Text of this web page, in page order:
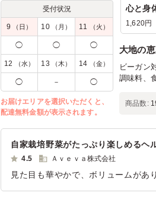
受付状況
9 （日） 10 （月） 11 （火）
◯ ◯ ◯
12 （水） 13 （木） 14 （金）
◯ － ◯
お届けエリアを選択いただくと、
配達無料金額が表示されます。
1,620円
大地の
ビーガン
調味料、
商品数:
自家栽培野菜がたっぷり楽しめるヘ
4.5 Ａｖｅｖａ株式会社
見た目も華やかで、ボリュームがあ
いしく、一品一品丁寧に作られてい